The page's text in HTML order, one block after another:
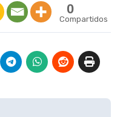
0
Compartidos